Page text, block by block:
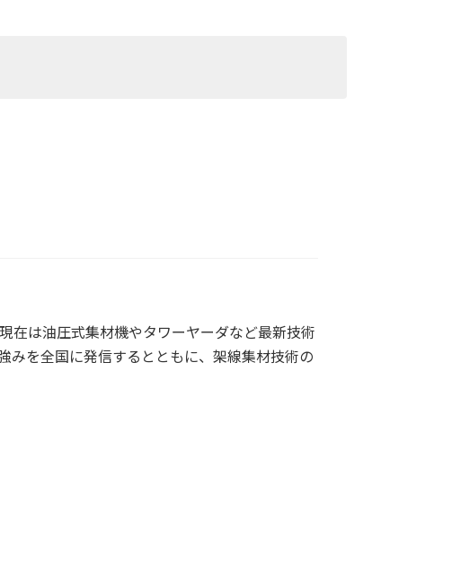
在は油圧式集材機やタワーヤーダなど最新技術
みを全国に発信するとともに、架線集材技術の